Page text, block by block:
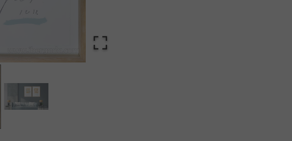
Al unirte expresas tu consentimiento para recibir comunicaciones comerciales de IBERGADA. Puedes